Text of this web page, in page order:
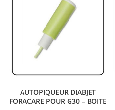
AUTOPIQUEUR DIABJET
FORACARE POUR G30 – BOITE